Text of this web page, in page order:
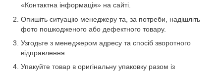
«Контактна інформація» на сайті.
Опишіть ситуацію менеджеру та, за потреби, надішліть
фото пошкодженого або дефектного товару.
Узгодьте з менеджером адресу та спосіб зворотного
відправлення.
Упакуйте товар в оригінальну упаковку разом із